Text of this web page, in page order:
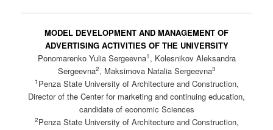
MODEL DEVELOPMENT AND MANAGEMENT OF
ADVERTISING ACTIVITIES OF THE UNIVERSITY
Ponomarenko Yulia Sergeevna1 , Kolesnikov Aleksandra
Sergeevna2, Maksimova Natalia Sergeevna3
1 Penza State University of Architecture and Construction,
Director of the Center for marketing and continuing education,
candidate of economic Sciences
2Penza State University of Architecture and Construction,